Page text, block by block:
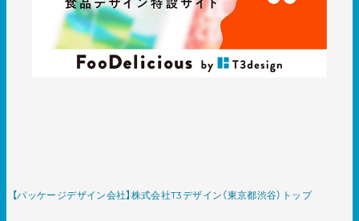
【パッケージデザイン会社】株式会社T3デザイン（東京都渋谷）トップ